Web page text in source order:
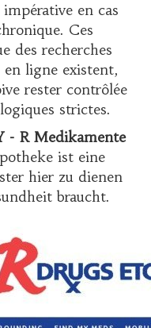
en cas
Ces
des recherches
en ligneexistent,
rester contrôlée
strictes.
- R Medikamente
ist eine
hier zu dienen
braucht.